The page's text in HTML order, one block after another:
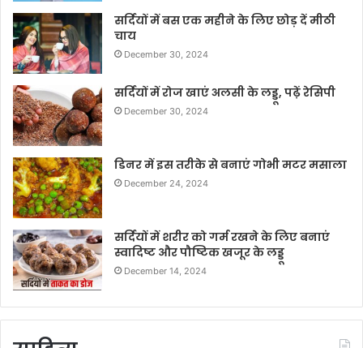
सर्दियों में बस एक महीने के लिए छोड़ दें मीठी
चाय
December 30, 2024
सर्दियों में रोज खाएं अलसी के लड्डू, पढ़ें रेसिपी
December 30, 2024
डिनर में इस तरीके से बनाएं गोभी मटर मसाला
December 24, 2024
सर्दियों में शरीर को गर्म रखने के लिए बनाएं
स्वादिष्ट और पौष्टिक खजूर के लड्डू
December 14, 2024